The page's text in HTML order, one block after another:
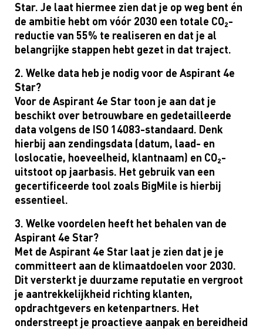
Star. Je laat hiermee zien dat je op weg bent én
de ambitie hebt om vóór 2030 een totale CO₂-
reductie van 55% te realiseren en dat je al
belangrijke stappen hebt gezet in dat traject.
2. Welke data heb je nodig voor de Aspirant 4e
Star?
Voor de Aspirant 4e Star toon je aan dat je
beschikt over betrouwbare en gedetailleerde
data volgens de ISO 14083-standaard. Denk
hierbij aan zendingsdata (datum, laad- en
loslocatie, hoeveelheid, klantnaam) en CO₂-
uitstoot op jaarbasis. Het gebruik van een
gecertificeerde tool zoals BigMile is hierbij
essentieel.
3. Welke voordelen heeft het behalen van de
Aspirant 4e Star?
Met de Aspirant 4e Star laat je zien dat je je
committeert aan de klimaatdoelen voor 2030.
Dit versterkt je duurzame reputatie en vergroot
je aantrekkelijkheid richting klanten,
opdrachtgevers en ketenpartners. Het
onderstreept je proactieve aanpak en bereidheid